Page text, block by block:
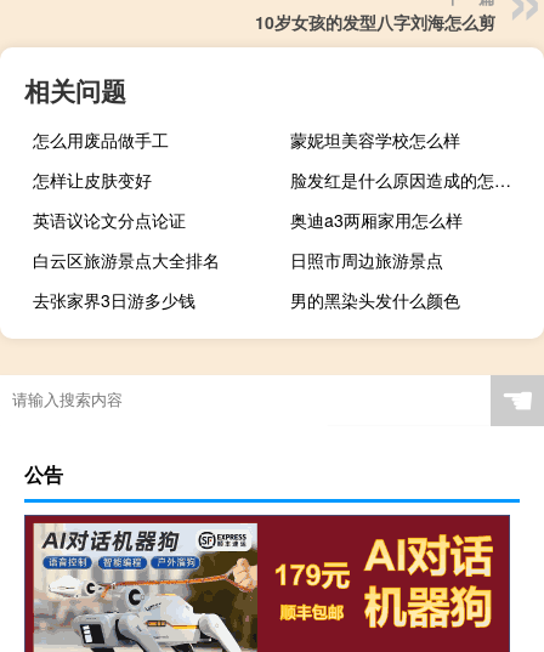
10岁女孩的发型八字刘海怎么剪
相关问题
怎么用废品做手工
蒙妮坦美容学校怎么样
怎样让皮肤变好
脸发红是什么原因造成的怎么解决
英语议论文分点论证
奥迪a3两厢家用怎么样
白云区旅游景点大全排名
日照市周边旅游景点
去张家界3日游多少钱
男的黑染头发什么颜色
☚
公告